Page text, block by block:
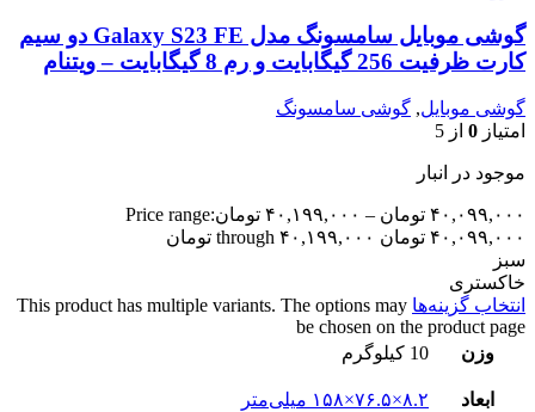
گوشی موبایل سامسونگ مدل Galaxy S23 FE دو سیم
کارت ظرفیت 256 گیگابایت و رم 8 گیگابایت – ویتنام
گوشی موبایل, گوشی سامسونگ
امتیاز 0 از 5
موجود در انبار
۴۰,۰۹۹,۰۰۰ تومان – ۴۰,۱۹۹,۰۰۰ تومانPrice range:
۴۰,۰۹۹,۰۰۰ تومان through ۴۰,۱۹۹,۰۰۰ تومان
سبز
خاکستری
انتخاب گزینه‌ها This product has multiple variants. The options may
be chosen on the product page
وزن
10 کیلوگرم
ابعاد ۸.۲×۷۶.۵×۱۵۸ میلی‌متر